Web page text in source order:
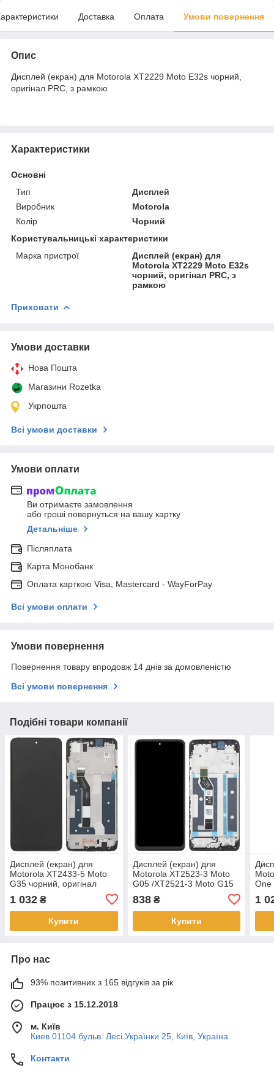
Доставка Оплата Умови повернення
Опис
Дисплей (екран) для Motorola XT2229 Moto E32s чорний,
оригінал PRC, з рамкою
Характеристики
Основні
Тип
Дисплей
Виробник
Motorola
Колір
Чорний
Користувальницькі характеристики
Марка пристрої
Дисплей (екран) для
Motorola XT2229 Moto E32s
чорний, оригінал PRC, з
рамкою
Приховати
Умови доставки
Нова Пошта
Магазини Rozetka
Укрпошта
Всі умови доставки
Умови оплати
Ви отримаєте замовлення
або гроші повернуться на вашу картку
Детальніше
Післяплата
Карта Монобанк
Оплата карткою Visa, Mastercard - WayForPay
Всі умови оплати
Умови повернення
Повернення товару впродовж 14 днів за домовленістю
Всі умови повернення
Подібні товари компанії
Дисплей (екран) для
Motorola XT2433-5 Moto
G35 чорний, оригінал
1 032 ₴
Купити
Дисплей (екран) для
Motorola XT2523-3 Moto
G05 /XT2521-3 Moto G15
чорний, оригінал PRC з
рамкою
838₴
Купити
One
1
Про нас
93% позитивних з 165 відгуків за рік
Працює з 15.12.2018
м. Київ
Киев 01104 бульв. Лесі Українки 25, Київ, Україна
Контакти